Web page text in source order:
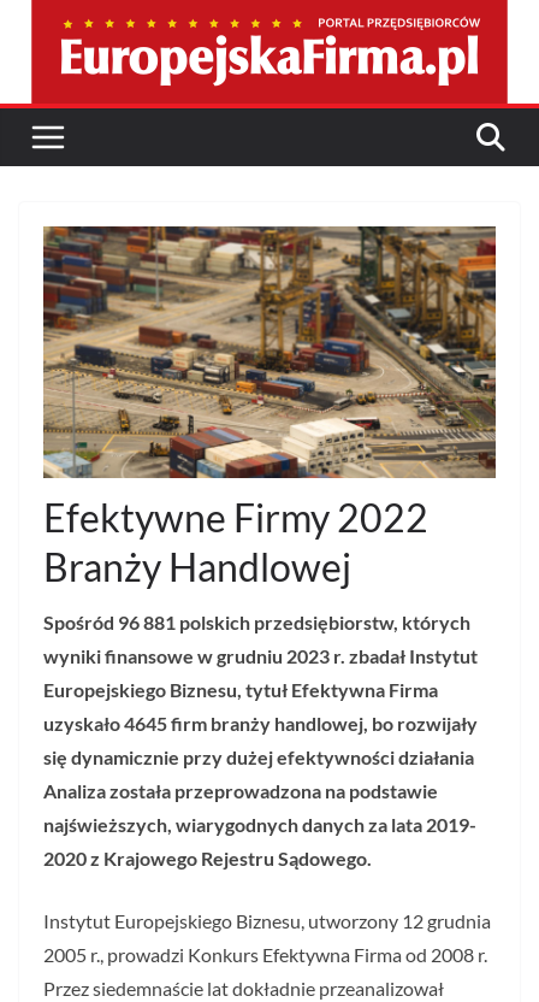
Efektywne Firmy 2022
Branży Handlowej
Spośród 96 881 polskich przedsiębiorstw, których
wyniki finansowe w grudniu 2023 r. zbadał Instytut
Europejskiego Biznesu, tytuł Efektywna Firma
uzyskało 4645 firm branży handlowej, bo rozwijały
się dynamicznie przy dużej efektywności działania
Analiza została przeprowadzona na podstawie
najświeższych, wiarygodnych danych za lata 2019-
2020 z Krajowego Rejestru Sądowego.
Instytut Europejskiego Biznesu, utworzony 12 grudnia
2005 r., prowadzi Konkurs Efektywna Firma od 2008 r.
Przez siedemnaście lat dokładnie przeanalizował